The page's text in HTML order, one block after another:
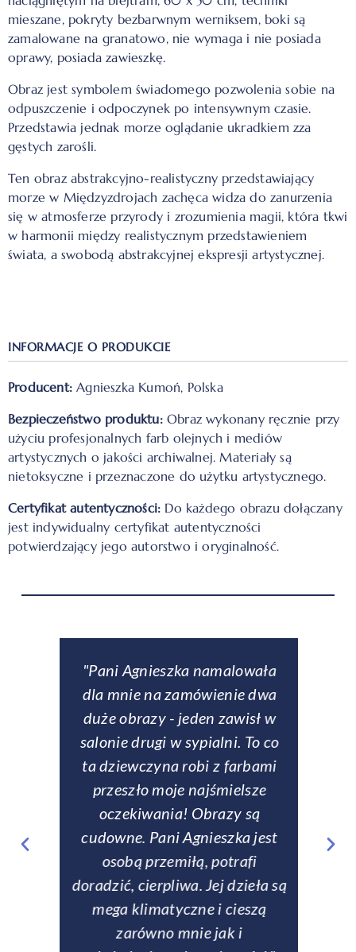
mieszane, pokryty bezbarwnym werniksem, boki są
zamalowane na granatowo, nie wymaga i nie posiada
oprawy, posiada zawieszkę.
Obraz jest symbolem świadomego pozwolenia sobie na
odpuszczenie i odpoczynek po intensywnym czasie.
Przedstawia jednak morze oglądanie ukradkiem zza
gęstych zarośli.
Ten obraz abstrakcyjno-realistyczny przedstawiający
morze w Międzyzdrojach zachęca widza do zanurzenia
się w atmosferze przyrody i zrozumienia magii, która tkwi
w harmonii między realistycznym przedstawieniem
świata, a swobodą abstrakcyjnej ekspresji artystycznej.
INFORMACJE O PRODUKCIE
Producent: Agnieszka Kumoń, Polska
Bezpieczeństwo produktu:Obraz wykonany ręcznie przy
użyciu profesjonalnych farb olejnych i mediów
artystycznych o jakości archiwalnej. Materiały są
nietoksyczne i przeznaczone do użytku artystycznego.
Certyfikat autentyczności: Do każdego obrazu dołączany
jest indywidualny certyfikat autentyczności
potwierdzający jego autorstwo i oryginalność.
"Pani Agnieszka namalowała
dla mnie na zamówienie dwa
duże obrazy - jeden zawisł w
salonie drugi w sypialni. To co
ta dziewczyna robi z farbami
przeszło moje najśmielsze
oczekiwania! Obrazy są
cudowne. Pani Agnieszka jest
osobą przemiłą, potrafi
doradzić, cierpliwa. Jej dzieła są
mega klimatyczne i cieszą
zarówno mnie jak i